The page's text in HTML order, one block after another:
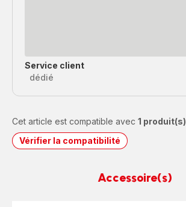
Service client
dédié
Cet article est compatible avec 1 produit(s)
Vérifier la compatibilité
Accessoire(s)